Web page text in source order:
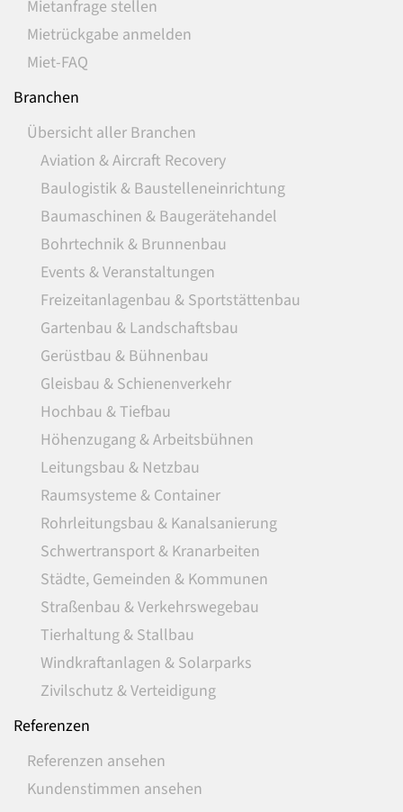
Mietanfrage stellen
Mietrückgabe anmelden
Miet-FAQ
Branchen
Übersicht aller Branchen
Aviation & Aircraft Recovery
Baulogistik & Baustelleneinrichtung
Baumaschinen & Baugerätehandel
Bohrtechnik & Brunnenbau
Events & Veranstaltungen
Freizeitanlagenbau & Sportstättenbau
Gartenbau & Landschaftsbau
Gerüstbau & Bühnenbau
Gleisbau & Schienenverkehr
Hochbau & Tiefbau
Höhenzugang & Arbeitsbühnen
Leitungsbau & Netzbau
Raumsysteme & Container
Rohrleitungsbau & Kanalsanierung
Schwertransport & Kranarbeiten
Städte, Gemeinden & Kommunen
Straßenbau & Verkehrswegebau
Tierhaltung & Stallbau
Windkraftanlagen & Solarparks
Zivilschutz & Verteidigung
Referenzen
Referenzen ansehen
Kundenstimmen ansehen